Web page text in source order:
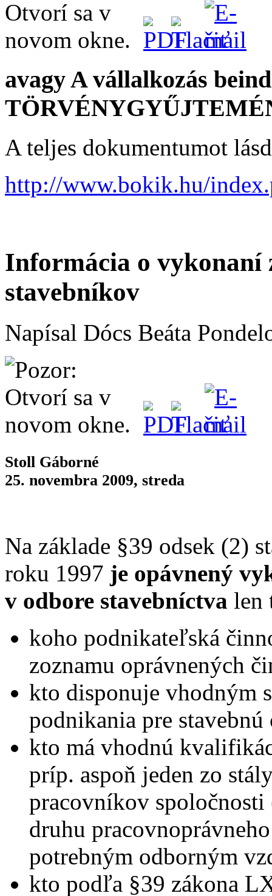
avagy A vállalkozás
A teljes dokumentumot
http://www.bokik.hu/
Informácia o vykonaní
stavebníkov
Napísal Dócs Beáta
Stoll Gáborné
25. novembra 2009, streda
Na základe §39 odsek (2)
roku 1997 je opávnený
v odbore stavebníctva len
koho podnikateľská
zoznamu oprávnených
kto disponuje vhodným
podnikania pre
kto má vhodnú
príp. aspoň jeden zo
pracovníkov
druhu
potrebným odborným
kto podľa §39 zákona